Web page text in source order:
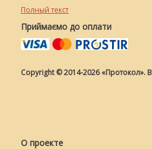
Полный текст
Приймаємо до оплати
Copyright © 2014-2026 «Протокол».
О проекте